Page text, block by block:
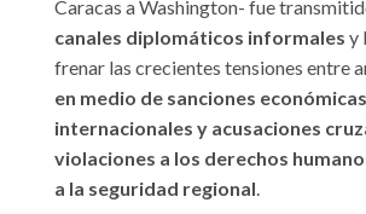
Caracas a Washington- fue
canales diplomáticos informales y
frenar las crecientes tensiones entre
en medio de sanciones
internacionales y acusaciones
violaciones a los derechos
a la seguridad regional